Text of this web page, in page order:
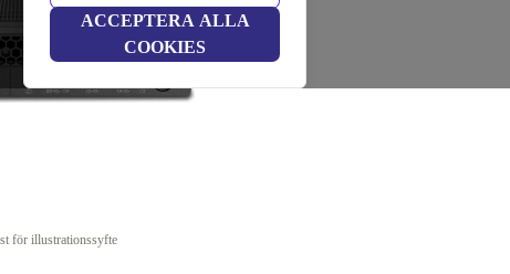
ACCEPTERA ALLA
COOKIES
för illustrationssyfte